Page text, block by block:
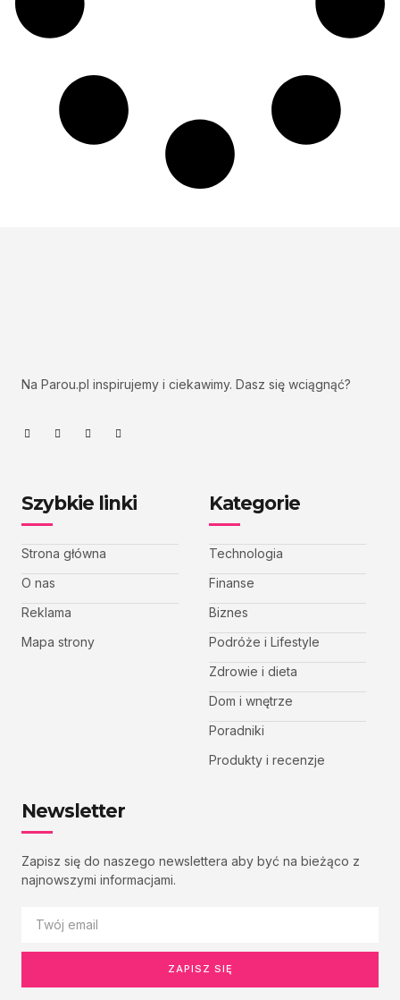
Na Parou.pl inspirujemy i ciekawimy. Dasz się wciągnąć?
Szybkie linki
Strona główna
O nas
Reklama
Mapa strony
Kategorie
Technologia
Finanse
Biznes
Podróże i Lifestyle
Zdrowie i dieta
Dom i wnętrze
Poradniki
Produkty i recenzje
Newsletter
Zapisz się do naszego newslettera aby być na bieżąco z
najnowszymi informacjami.
ZAPISZ SIĘ